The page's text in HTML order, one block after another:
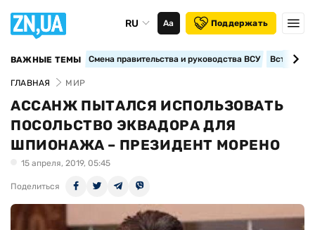
RU Аа Поддержать
ВАЖНЫЕ ТЕМЫ Смена правительства и руководства ВСУ
ГЛАВНАЯ МИР
АССАНЖ ПЫТАЛСЯ ИСПОЛЬЗОВАТЬ
ПОСОЛЬСТВО ЭКВАДОРА ДЛЯ
ШПИОНАЖА – ПРЕЗИДЕНТ МОРЕНО
15 апреля, 2019, 05:45
Поделиться